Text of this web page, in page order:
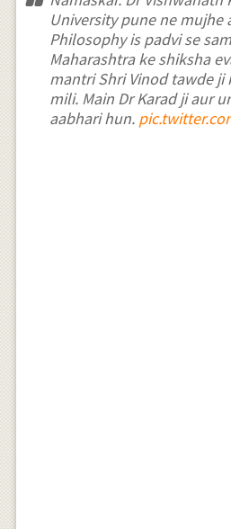
University pune ne mujhe
Philosophy is padvi se
Maharashtra ke shiksha
mantri Shri Vinod tawde ji
mili. Main Dr Karad ji aur
aabhari hun.